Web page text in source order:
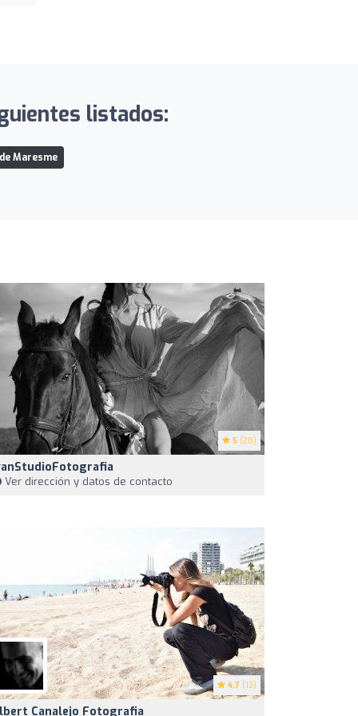
listados:
Maresme
5 (28)
Ver dirección y datos de contacto
4.7 (13)
Canalejo Fotografia